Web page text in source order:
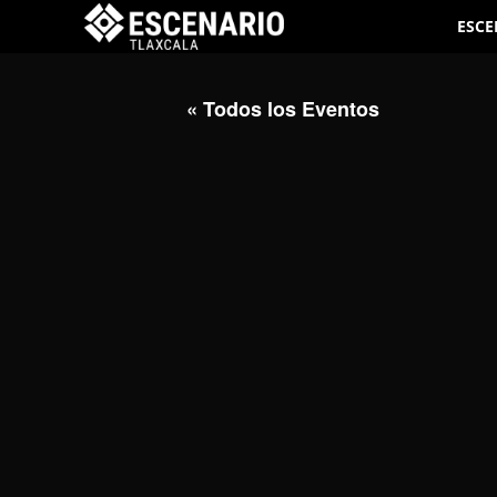
« Todos los Eventos